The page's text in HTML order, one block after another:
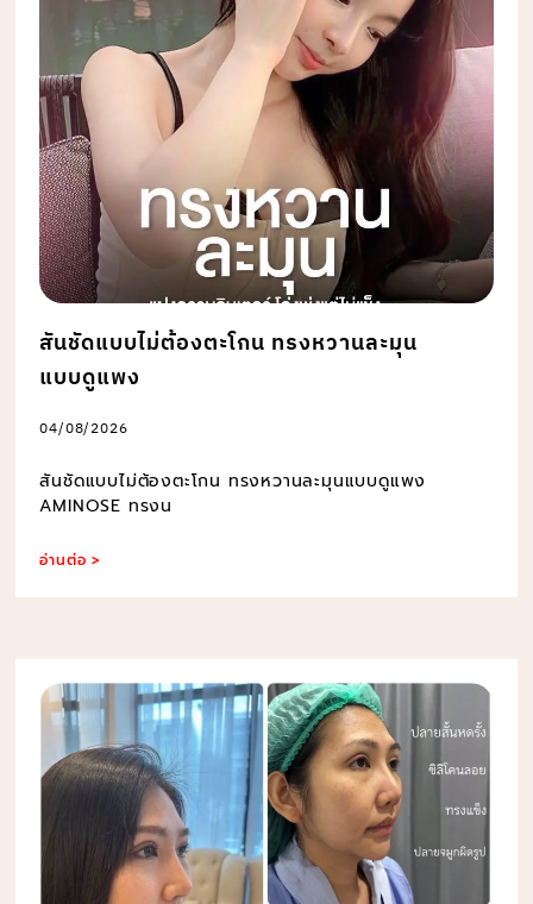
สันชัดแบบไม่ต้องตะโกน ทรงหวานละมุน
แบบดูแพง
04/08/2026
สันชัดแบบไม่ต้องตะโกน ทรงหวานละมุนแบบดูแพง
AMINOSE ทรงน
อ่านต่อ >